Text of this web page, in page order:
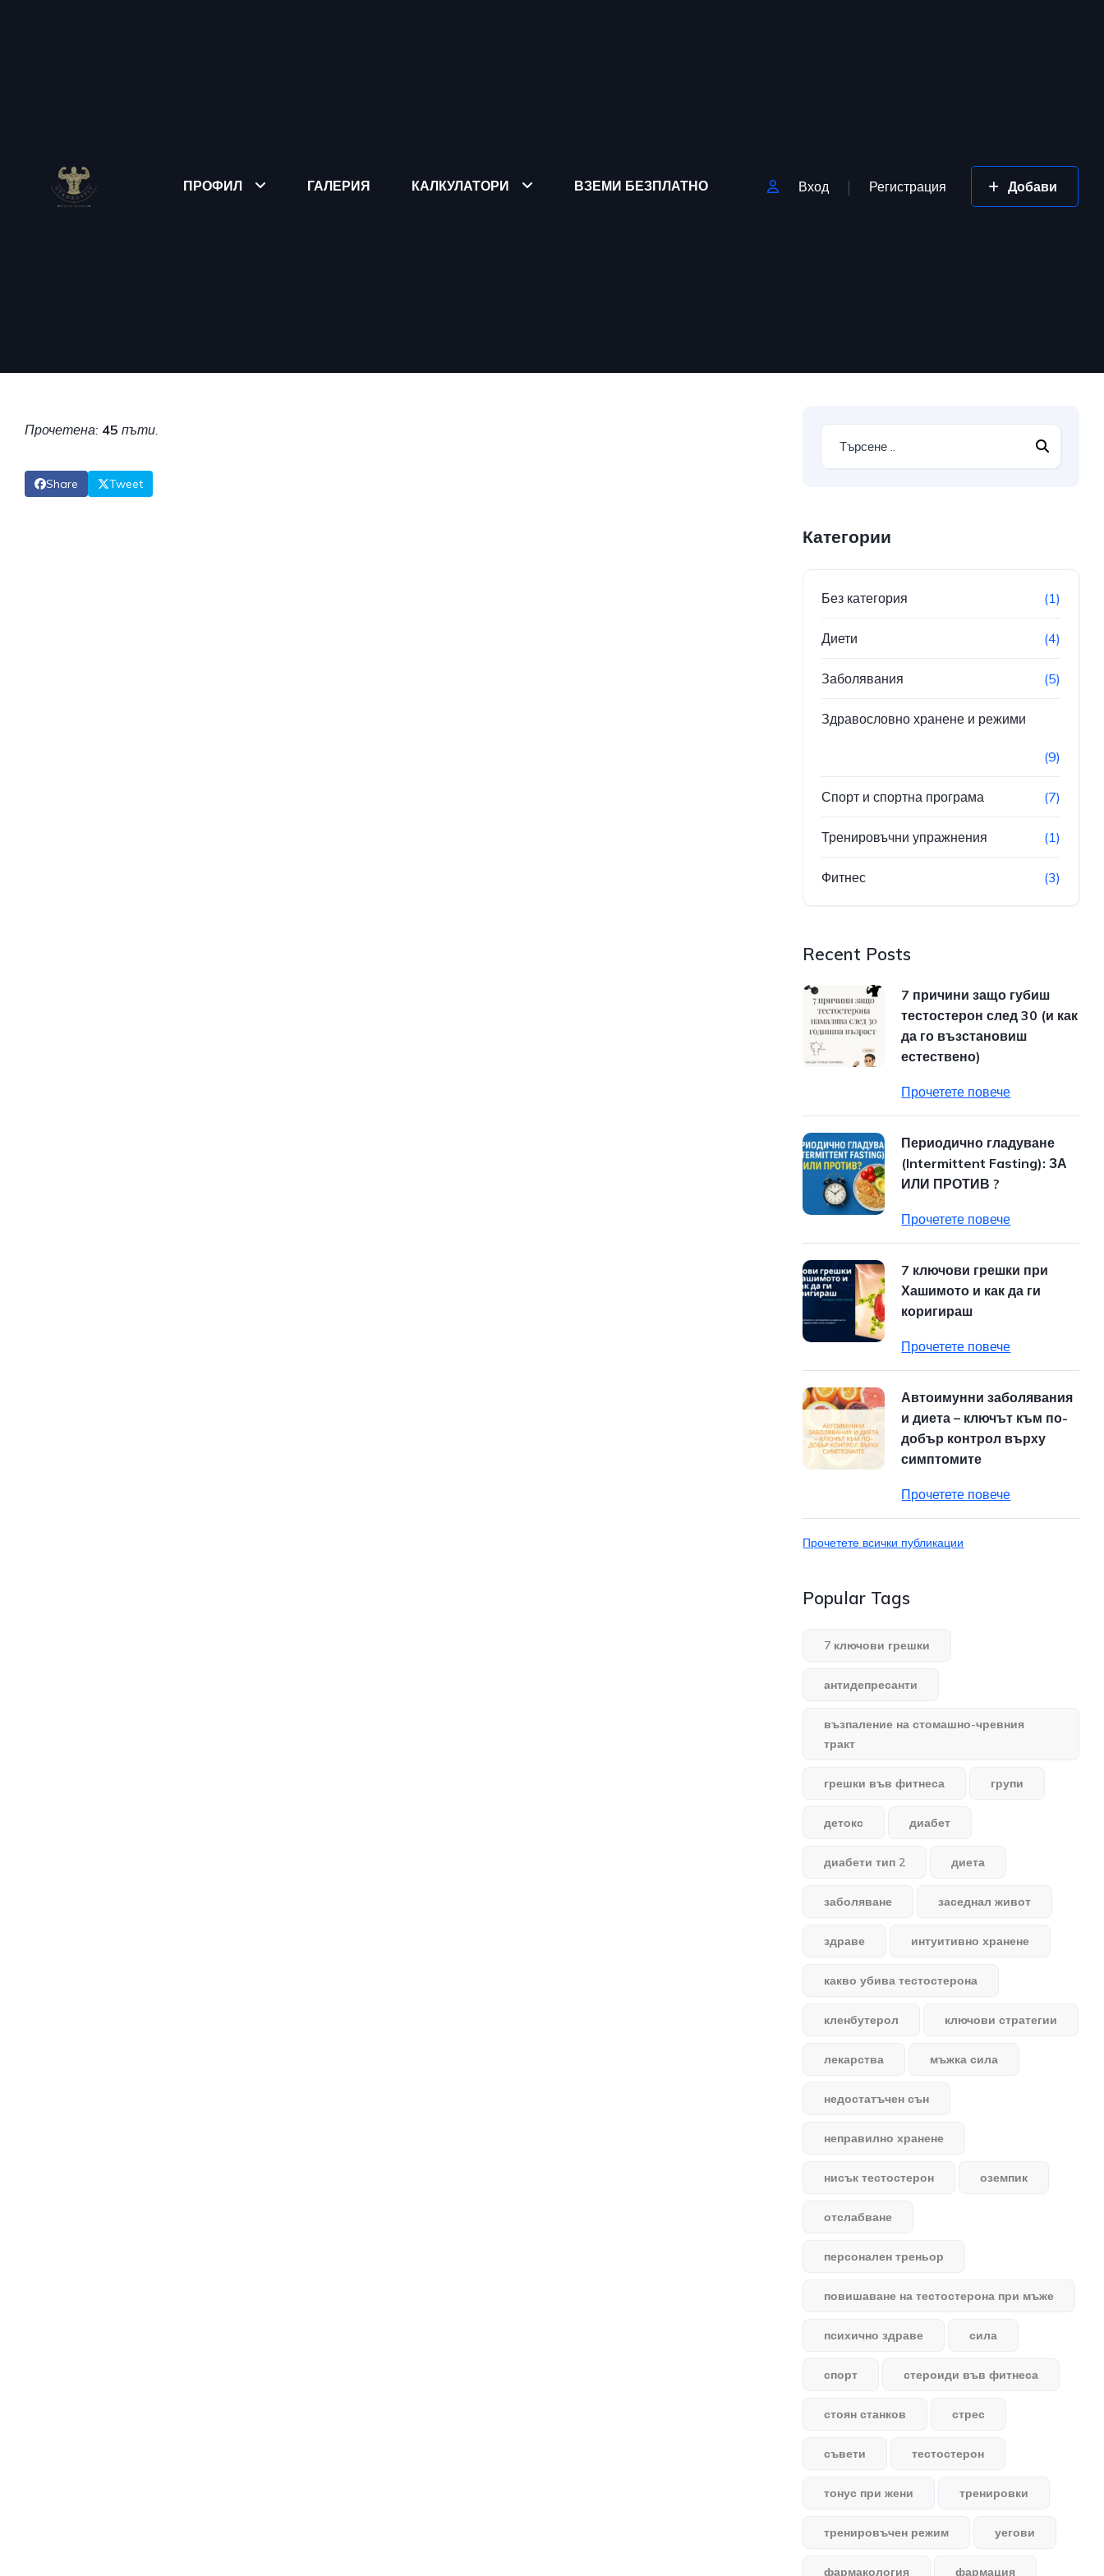
ПРОФИЛ ГАЛЕРИЯ КАЛКУЛАТОРИ ВЗЕМИ БЕЗПЛАТНО Вход Регистрация Добави
Прочетена: 45 пъти.
Share Tweet
Категории
Без категория (1)
Диети (4)
Заболявания (5)
Здравословно хранене и режими
(9)
Спорт и спортна програма (7)
Тренировъчни упражнения (1)
Фитнес (3)
Recent Posts
7 причини защо губиш
тестостерон след 30 (и как
да го възстановиш
естествено)
Прочетете повече
Периодично гладуване
(Intermittent Fasting): ЗА
ИЛИ ПРОТИВ ?
Прочетете повече
7 ключови грешки при
Хашимото и как да ги
коригираш
Прочетете повече
Автоимунни заболявания
и диета – ключът към по-
добър контрол върху
симптомите
Прочетете повече
Прочетете всички публикации
Popular Tags
7 ключови грешки
антидепресанти
възпаление на стомашно-чревния
тракт
грешки във фитнеса групи
детокс диабет
диабети тип 2 диета
заболяване заседнал живот
здраве интуитивно хранене
какво убива тестостерона
кленбутерол ключови стратегии
лекарства мъжка сила
недостатъчен сън
неправилно хранене
нисък тестостерон оземпик
отслабване
персонален треньор
повишаване на тестостерона при мъже
психично здраве сила
спорт стероиди във фитнеса
стоян станков стрес
съвети тестостерон
тонус при жени тренировки
тренировъчен режим уегови
фармакология фармация